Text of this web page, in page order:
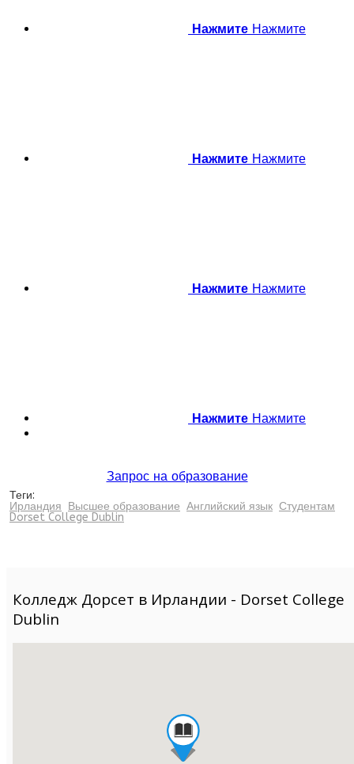
Нажмите Нажмите
Нажмите Нажмите
Нажмите Нажмите
Нажмите Нажмите
Запрос на образование
Теги:
Ирландия Высшее образование Английский язык Студентам
Dorset College Dublin
Колледж Дорсет в Ирландии - Dorset College
Dublin